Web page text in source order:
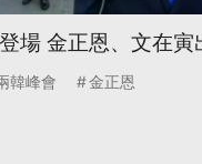
場 金正恩、文在寅
韓峰會 金正恩